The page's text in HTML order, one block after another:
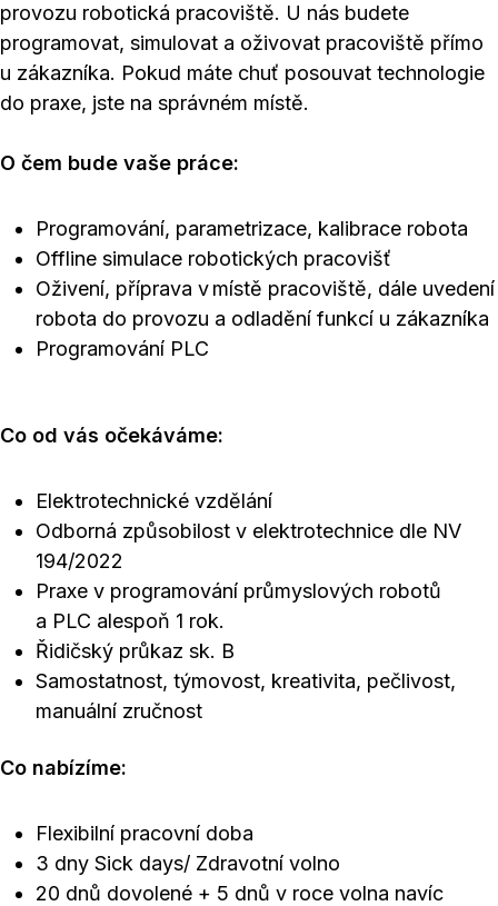
provozu robotická pracoviště. U nás budete
programovat, simulovat a oživovat pracoviště přímo
u zákazníka. Pokud máte chuť posouvat technologie
do praxe, jste na správném místě.
O čem bude vaše práce:
Programování, parametrizace, kalibrace robota
Offline simulace robotických pracovišť
Oživení, příprava v místě pracoviště, dále uvedení
robota do provozu a odladění funkcí u zákazníka
Programování PLC
Co od vás očekáváme:
Elektrotechnické vzdělání
Odborná způsobilost v elektrotechnice dle NV
194/2022
Praxe v programování průmyslových robotů
a PLC alespoň 1 rok.
Řidičský průkaz sk. B
Samostatnost, týmovost, kreativita, pečlivost,
manuální zručnost
Co nabízíme:
Flexibilní pracovní doba
3 dny Sick days/ Zdravotní volno
20 dnů dovolené + 5 dnů v roce volna navíc